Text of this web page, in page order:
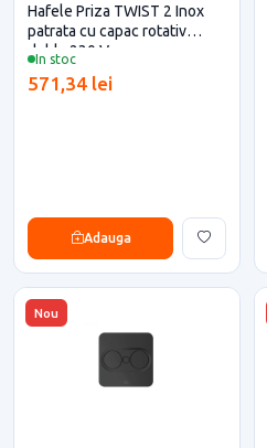
In stoc
Hafele Priza TWIST 2 Inox
patrata cu capac rotativ
dubla 230 V
571,34 lei
Adauga
Nou